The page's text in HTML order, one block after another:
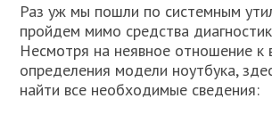
Раз уж мы пошли по системным
пройдем мимо средства
Несмотря на неявное отношение к
определения модели ноутбука,
найти все необходимые сведения: